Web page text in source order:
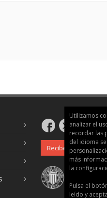
Recibe nuestro
Utilizamos
analizar el
recordar las
del idioma
más
la
Pulsa el
leído y